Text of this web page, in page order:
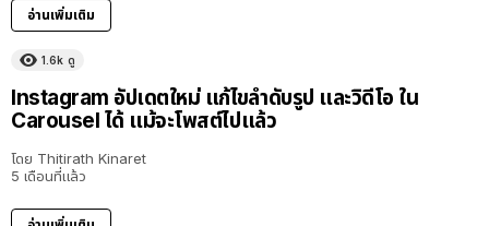
อ่านเพิ่มเติม
1.6k ดู
Instagram อัปเดตใหม่ แก้ไขลำดับรูป และวิดีโอ ใน
Carousel ได้ แม้จะโพสต์ไปแล้ว
โดย Thitirath Kinaret
5 เดือนที่แล้ว